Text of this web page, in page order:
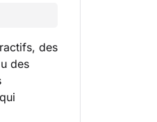
des
des